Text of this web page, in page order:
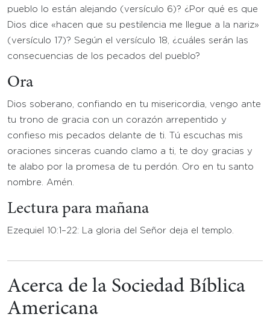
pueblo lo están alejando (versículo 6)? ¿Por qué es que
Dios dice «hacen que su pestilencia me llegue a la nariz»
(versículo 17)? Según el versículo 18, ¿cuáles serán las
consecuencias de los pecados del pueblo?
Ora
Dios soberano, confiando en tu misericordia, vengo ante
tu trono de gracia con un corazón arrepentido y
confieso mis pecados delante de ti. Tú escuchas mis
oraciones sinceras cuando clamo a ti, te doy gracias y
te alabo por la promesa de tu perdón. Oro en tu santo
nombre. Amén.
Lectura para mañana
Ezequiel 10:1–22: La gloria del Señor deja el templo.
Acerca de la Sociedad Bíblica
Americana